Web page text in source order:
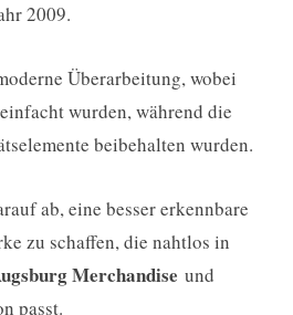
2009.
Überarbeitung, wobei
wurden, während die
beibehalten wurden.
ab, eine besser erkennbare
zu schaffen, die nahtlos in
Merchandise und
passt.